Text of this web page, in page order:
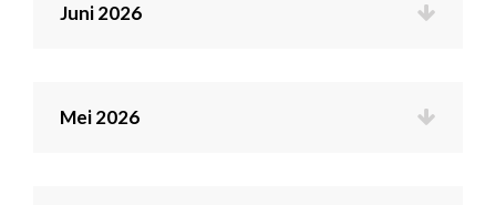
Juni 2026
Mei 2026